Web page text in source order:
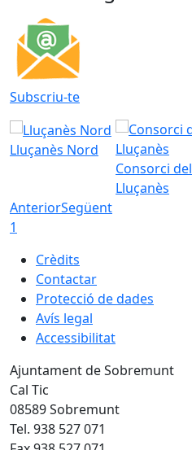
Subscriu-te
Lluçanès Nord
Consorci del
Lluçanès
AnteriorSegüent
1
Crèdits
Contactar
Protecció de dades
Avís legal
Accessibilitat
Ajuntament de Sobremunt
Cal Tic
08589 Sobremunt
Tel. 938 527 071